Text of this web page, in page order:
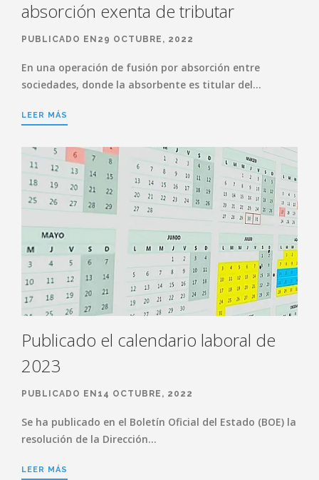
absorción exenta de tributar
PUBLICADO EN29 OCTUBRE, 2022
En una operación de fusión por absorción entre
sociedades, donde la absorbente es titular del…
LEER MÁS
Publicado el calendario laboral de
2023
PUBLICADO EN14 OCTUBRE, 2022
Se ha publicado en el Boletín Oficial del Estado (BOE) la
resolución de la Dirección…
LEER MÁS